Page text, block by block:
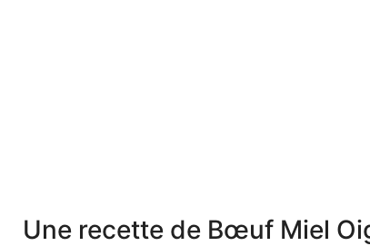
Une recette de Bœuf Miel